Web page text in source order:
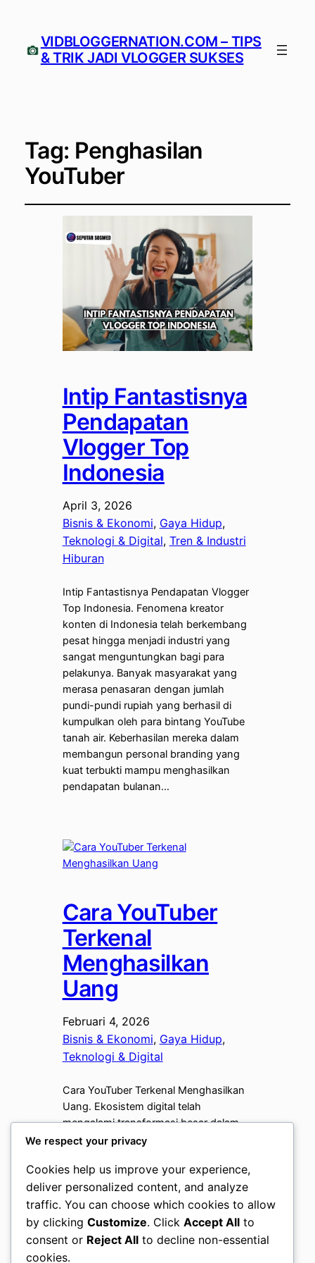
VIDBLOGGERNATION.COM – TIPS
& TRIK JADI VLOGGER SUKSES
Tag: Penghasilan
YouTuber
Intip Fantastisnya
Pendapatan
Vlogger Top
Indonesia
April 3, 2026
Bisnis & Ekonomi, Gaya Hidup ,
Teknologi & Digital, Tren & Industri
Hiburan
Intip Fantastisnya Pendapatan Vlogger
Top Indonesia. Fenomena kreator
konten di Indonesia telah berkembang
pesat hingga menjadi industri yang
sangat menguntungkan bagi para
pelakunya. Banyak masyarakat yang
merasa penasaran dengan jumlah
pundi-pundi rupiah yang berhasil di
kumpulkan oleh para bintang YouTube
tanah air. Keberhasilan mereka dalam
membangun personal branding yang
kuat terbukti mampu menghasilkan
pendapatan bulanan…
Cara YouTuber
Terkenal
Menghasilkan
Uang
Februari 4, 2026
Bisnis & Ekonomi, Gaya Hidup ,
Teknologi & Digital
Cara YouTuber Terkenal Menghasilkan
Uang. Ekosistem digital telah
mengalami transformasi besar dalam
satu dekade terakhir, mengubah
bernilai miliaran dolar. Menjadi YouTuber
bukan lagi sekadar hobi di waktu luang,
melainkan sebuah profesi menjanjikan
yang di kejar oleh jutaan orang di
seluruh dunia. Namun, pertanyaan yang
sering muncul di benak masyarakat
We respect your privacy
Cookies help us improve your experience,
deliver personalized content, and analyze
traffic. You can choose which cookies to allow
by clicking Customize. Click Accept All to
consent or Reject All to decline non-essential
cookies.